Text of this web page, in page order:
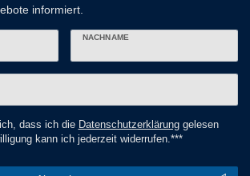
informiert.
NACHNAME
dass ich die Daten­schutz­erklärunggelesen
kann ich jederzeit widerrufen.***